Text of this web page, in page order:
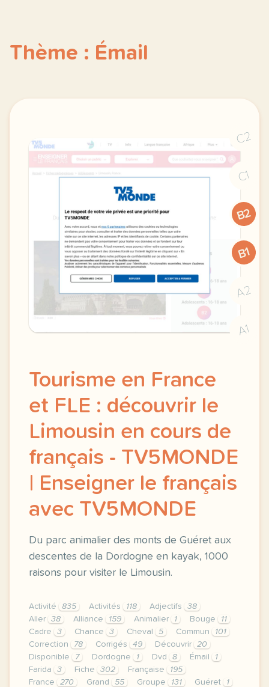
Thème : Émail
C2
C1
B2
B1
A2
A1
Tourisme en France
et FLE : découvrir le
Limousin en cours de
français - TV5MONDE
| Enseigner le français
avec TV5MONDE
Du parc animalier des monts de Guéret aux
descentes de la Dordogne en kayak, 1000
raisons pour visiter le Limousin.
Activité 835 Activités 118 Adjectifs
38
Aller
38 Alliance 159 Animalier 1 Bouge
11
Cadre
3 Chance 3 Cheval 5 Commun
101
Correction
78 Corrigés 49 Découvrir
20
Disponible
7 Dordogne 1 Dvd 8 Émail
1
Farida
3 Fiche 302 Française
195
France
270 Grand 55 Groupe 131 Guéret
1